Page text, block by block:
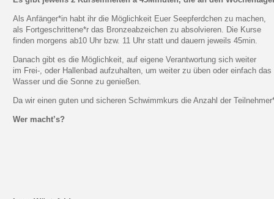
Als Anfänger*in habt ihr die Möglichkeit Euer Seepferdchen zu machen,
als Fortgeschrittene*r das Bronzeabzeichen zu absolvieren. Die Kurse
finden morgens ab10 Uhr bzw. 11 Uhr statt und dauern jeweils 45min.
Danach gibt es die Möglichkeit, auf eigene Verantwortung sich weiter
im Frei-, oder Hallenbad aufzuhalten, um weiter zu üben oder einfach das
Wasser und die Sonne zu genießen.
Da wir einen guten und sicheren Schwimmkurs die Anzahl der
Wer macht’s?